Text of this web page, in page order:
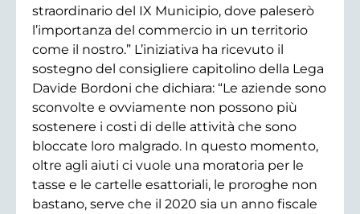
straordinario del IX Municipio, dove paleserò
l’importanza del commercio in un territorio
come il nostro.” L’iniziativa ha ricevuto il
sostegno del consigliere capitolino della Lega
Davide Bordoni che dichiara: “Le aziende sono
sconvolte e ovviamente non possono più
sostenere i costi di delle attività che sono
bloccate loro malgrado. In questo momento,
oltre agli aiuti ci vuole una moratoria per le
tasse e le cartelle esattoriali, le proroghe non
bastano, serve che il 2020 sia un anno fiscale